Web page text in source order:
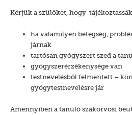
Kérjük a szülőket, hogy
ha valamilyen betegség,
járnak
tartósan gyógyszert szed a
gyógyszerérzékenysége van
testnevelésből felmentett –
gyógytestnevelésre jár
Amennyiben a tanuló szakorvosi